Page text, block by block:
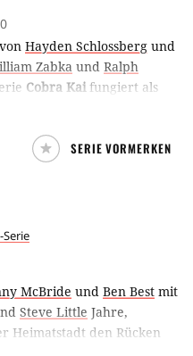
von Hayden Schlossberg und
Zabka und Ralph
Cobra Kaifungiert als
und dessen einstiger
(William Zabka)
lassen die Fehde zwischen
SERIE VORMERKEN
Serie
McBride und Ben Best mit
Steve Little Jahre,
Heimatstadt den Rücken